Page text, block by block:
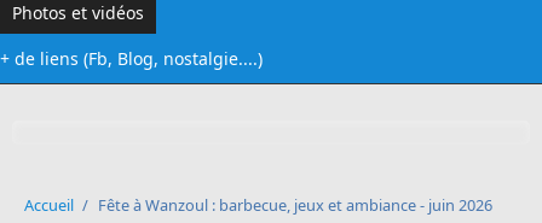
Photos et vidéos
+ de liens (Fb, Blog, nostalgie....)
Accueil / Fête à Wanzoul : barbecue, jeux et ambiance - juin 2026